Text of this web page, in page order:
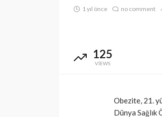
1 yıl önce no comment
125
VIEWS
Obezite, 21.
Dünya Sağlık